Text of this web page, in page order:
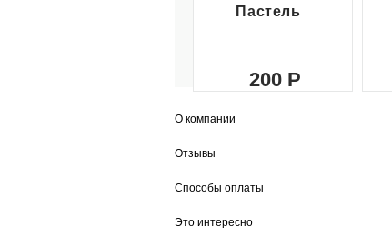
Пастель
200
О компании
Отзывы
Способы оплаты
Это интересно